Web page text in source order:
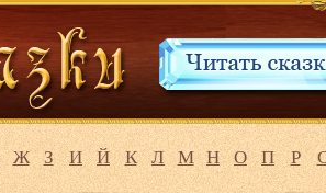
Ж З И Й К Л М Н О П Р